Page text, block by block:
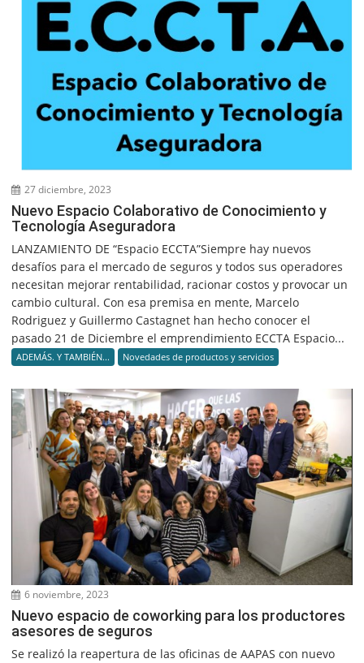
27 diciembre, 2023
Nuevo Espacio Colaborativo de Conocimiento y
Tecnología Aseguradora
LANZAMIENTO DE “Espacio ECCTA”Siempre hay nuevos
desafíos para el mercado de seguros y todos sus operadores
necesitan mejorar rentabilidad, racionar costos y provocar un
cambio cultural. Con esa premisa en mente, Marcelo
Rodriguez y Guillermo Castagnet han hecho conocer el
pasado 21 de Diciembre el emprendimiento ECCTA Espacio...
ADEMÁS. Y TAMBIÉN... Novedades de productos y servicios
6 noviembre, 2023
Nuevo espacio de coworking para los productores
asesores de seguros
Se realizó la reapertura de las oficinas de AAPAS con nuevo